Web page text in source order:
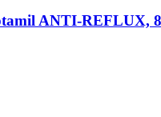
ANTI-​REFLUX,